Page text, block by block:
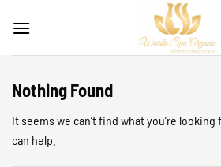
Nothing Found
It seems we can’t find what you’re
can help.